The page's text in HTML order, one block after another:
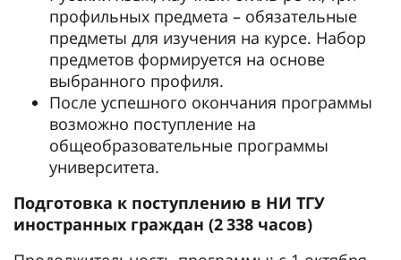
профильных предмета – обязательные
предметы для изучения на курсе. Набор
предметов формируется на основе
выбранного профиля.
После успешного окончания программы
возможно поступление на
общеобразовательные программы
университета.
Подготовка к поступлению в НИ ТГУ
иностранных граждан (2 338 часов)